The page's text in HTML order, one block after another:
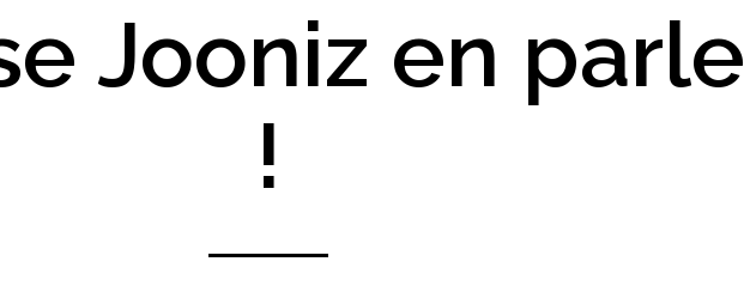
Jooniz en parle
!